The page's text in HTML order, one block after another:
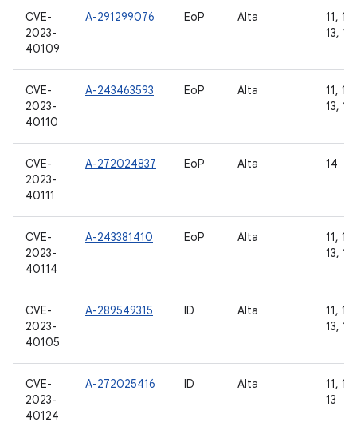
CVE-
2023-
40109
A-291299076 EoP Alta
11,
13, 14
CVE-
2023-
40110
A-243463593 EoP Alta
11,
13, 14
CVE-
2023-
40111
A-272024837 EoP Alta 14
CVE-
2023-
40114
A-243381410 EoP Alta
11,
13, 14
CVE-
2023-
40105
A-289549315 ID Alta
11,
13, 14
CVE-
2023-
40124
A-272025416 ID Alta
11,
13